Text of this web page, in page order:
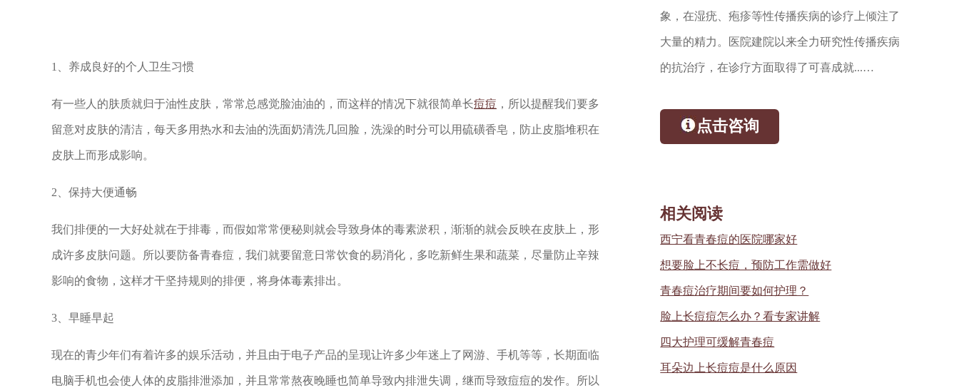
1、养成良好的个人卫生习惯
有一些人的肤质就归于油性皮肤，常常总感觉脸油油的，而这样的情况下就很简单长痘痘 ，所以提醒我们要多
留意对皮肤的清洁，每天多用热水和去油的洗面奶清洗几回脸，洗澡的时分可以用硫磺香皂，防止皮脂堆积在
皮肤上而形成影响。
2、保持大便通畅
我们排便的一大好处就在于排毒，而假如常常便秘则就会导致身体的毒素淤积，渐渐的就会反映在皮肤上，形
成许多皮肤问题。所以要防备青春痘，我们就要留意日常饮食的易消化，多吃新鲜生果和蔬菜，尽量防止辛辣
影响的食物，这样才干坚持规则的排便，将身体毒素排出。
3、早睡早起
现在的青少年们有着许多的娱乐活动，并且由于电子产品的呈现让许多少年迷上了网游、手机等等，长期面临
电脑手机也会使人体的皮脂排泄添加，并且常常熬夜晚睡也简单导致内排泄失调，继而导致痘痘的发作。所以
象，在湿疣、疱疹等性传播疾病的诊疗上倾注了
大量的精力。医院建院以来全力研究性传播疾病
的抗治疗，在诊疗方面取得了可喜成就...…
点击咨询
相关阅读
西宁看青春痘的医院哪家好
想要脸上不长痘，预防工作需做好
青春痘治疗期间要如何护理？
脸上长痘痘怎么办？看专家讲解
四大护理可缓解青春痘
耳朵边上长痘痘是什么原因